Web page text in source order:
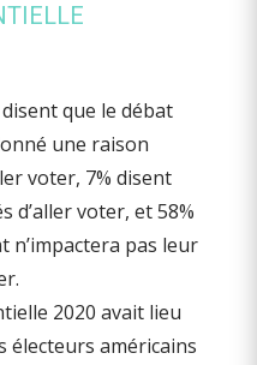
que le débat
une raison
voter, 7% disent
d’aller voter, et 58%
n’impactera pas leur
2020 avait lieu
électeurs américains